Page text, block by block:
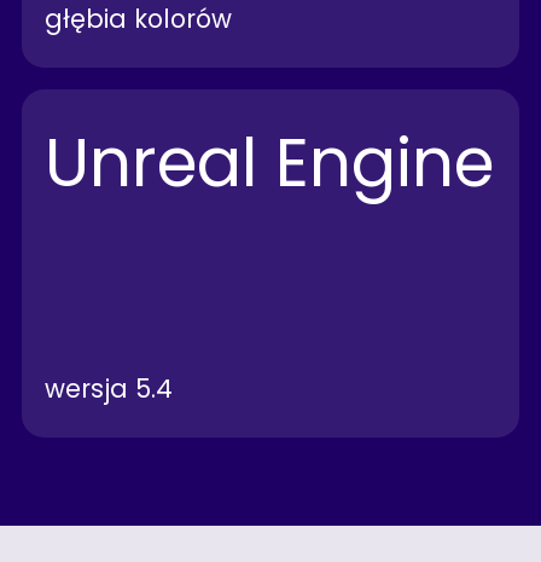
głębia kolorów
Unreal Engine
wersja 5.4